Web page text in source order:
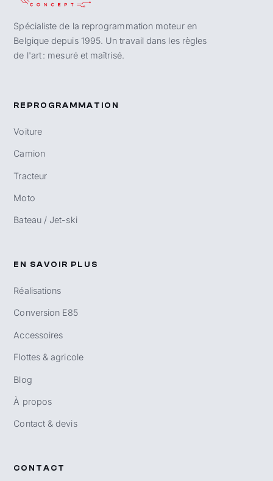
Spécialiste de la reprogrammation moteur en
Belgique depuis 1995. Un travail dans les règles
de l'art : mesuré et maîtrisé.
REPROGRAMMATION
Voiture
Camion
Tracteur
Moto
Bateau / Jet-ski
EN SAVOIR PLUS
Réalisations
Conversion E85
Accessoires
Flottes & agricole
Blog
À propos
Contact & devis
CONTACT